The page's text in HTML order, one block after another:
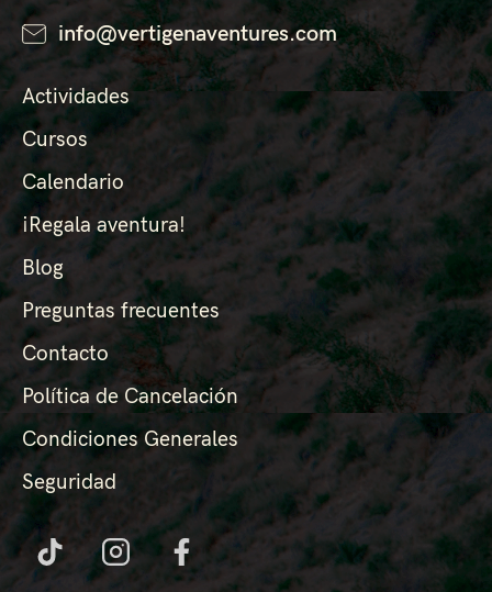
info@vertigenaventures.com
Actividades
Cursos
Calendario
¡Regala aventura!
Blog
Preguntas frecuentes
Contacto
Política de Cancelación
Condiciones Generales
Seguridad